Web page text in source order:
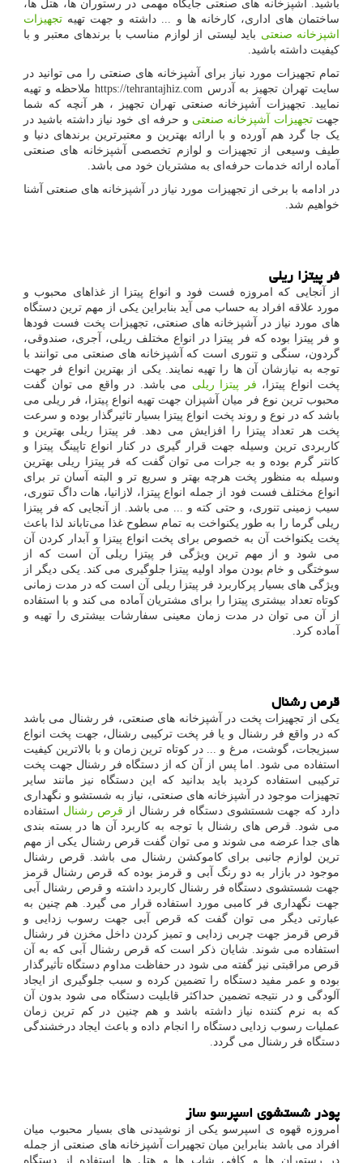
باشید. آشپزخانه های صنعتی جایگاه مهمی در رستوران ها، هتل ها،
ساختمان های اداری، کارخانه ها و ... داشته و جهت تهیه تجهیزات
اشپزخانه صنعتی باید لیستی از لوازم مناسب با برندهای معتبر و با
کیفیت داشته باشید.
تمام تجهیزات مورد نیاز برای آشپزخانه های صنعتی را می توانید در
سایت تهران تجهیز به آدرس https://tehrantajhiz.comملاحظه و تهیه
نمایید. تجهیزات آشپزخانه صنعتی تهران تجهیز ، هر آنچه که شما
جهتتجهیزات آشپزخانه صنعتی و حرفه ای خود نیاز داشته باشید در
یک جا گرد هم آورده و با ارائه بهترین و معتبرترین برندهای دنیا و
طیف وسیعی از تجهیزات و لوازم تخصصی آشپزخانه های صنعتی
آماده ارائه خدمات حرفه‌ای به مشتریان خود می باشد.
در ادامه با برخی از تجهیزات مورد نیاز در آشپزخانه های صنعتی آشنا
خواهیم شد.
فر پیتزا ریلی
از آنجایی که امروزه فست فود و انواع پیتزا از غذاهای محبوب و
مورد علاقه افراد به حساب می آید بنابراین یکی از مهم ترین دستگاه
های مورد نیاز در آشپزخانه های صنعتی، تجهیزات پخت فست فودها
و فر پیتزا بوده که فر پیتزا در انواع مختلف ریلی، آجری، صندوقی،
گردون، سنگی و تنوری است که آشپزخانه های صنعتی می توانند با
توجه به نیازشان آن ها را تهیه نمایند. یکی از بهترین انواع فر جهت
پخت انواع پیتزا، فر پیتزا ریلی می باشد. در واقع می توان گفت
محبوب ترین نوع فر میان آشپزان جهت تهیه انواع پیتزا، فر ریلی می
باشد که در نوع و روند پخت انواع پیتزا بسیار تاثیرگذار بوده و سرعت
پخت هر تعداد پیتزا را افزایش می دهد. فر پیتزا ریلی بهترین و
کاربردی ترین وسیله جهت قرار گیری در کنار انواع تاپینگ پیتزا و
کانتر گرم بوده و به جرات می توان گفت که فر پیتزا ریلی بهترین
وسیله به منظور پخت هرچه بهتر و سریع تر و البته آسان تر برای
انواع مختلف فست فود از جمله انواع پیتزا، لازانیا، هات داگ تنوری،
سیب زمینی تنوری، و حتی کته و ... می باشد. از آنجایی که فر پیتزا
ریلی گرما را به طور یکنواخت به تمام سطوح غذا می‌تاباند لذا باعث
پخت یکنواخت آن به خصوص برای پخت انواع پیتزا و آبدار کردن آن
می شود و از مهم ترین ویژگی فر پیتزا ریلی آن است که از
سوختگی و خام بودن مواد اولیه پیتزا جلوگیری می کند. یکی دیگر از
ویژگی های بسیار پرکاربرد فر پیتزا ریلی آن است که در مدت زمانی
کوتاه تعداد بیشتری پیتزا را برای مشتریان آماده می کند و با استفاده
از آن می توان در مدت زمان معینی سفارشات بیشتری را تهیه و
آماده کرد.
قرص رشنال
یکی از تجهیزات پخت در آشپزخانه های صنعتی، فر رشنال می باشد
که در واقع فر رشنال و یا فر پخت ترکیبی رشنال، جهت پخت انواع
سبزیجات، گوشت، مرغ و ... در کوتاه ترین زمان و با بالاترین کیفیت
استفاده می شود. اما پس از آن که از دستگاه فر رشنال جهت پخت
ترکیبی استفاده کردید باید بدانید که این دستگاه نیز مانند سایر
تجهیزات موجود در آشپزخانه های صنعتی، نیاز به شستشو و نگهداری
دارد که جهت شستشوی دستگاه فر رشنال از قرص رشنال استفاده
می شود. قرص های رشنال با توجه به کاربرد آن ها در بسته بندی
های جدا عرضه می شوند و می توان گفت قرص رشنال یکی از مهم
ترین لوازم جانبی برای کاموکشن رشنال می باشد. قرص رشنال
موجود در بازار به دو رنگ آبی و قرمز بوده که قرص رشنال قرمز
جهت شستشوی دستگاه فر رشنال کاربرد داشته و قرص رشنال آبی
جهت نگهداری فر کامبی مورد استفاده قرار می گیرد. هم چنین به
عبارتی دیگر می توان گفت که قرص آبی جهت رسوب زدایی و
قرص قرمز جهت چربی زدایی و تمیز کردن داخل مخزن فر رشنال
استفاده می شوند. شایان ذکر است که قرص رشنال آبی که به آن
قرص مراقبتی نیز گفته می شود در حفاظت مداوم دستگاه تأثیرگذار
بوده و عمر مفید دستگاه را تضمین کرده و سبب جلوگیری از ایجاد
آلودگی و در نتیجه تضمین حداکثر قابلیت دستگاه می شود بدون آن
که به نرم کننده نیاز داشته باشد و هم چنین در کم ترین زمان
عملیات رسوب زدایی دستگاه را انجام داده و باعث ایجاد درخشندگی
دستگاه فر رشنال می گردد.
پودر شستشوی اسپرسو ساز
امروزه قهوه ی اسپرسو یکی از نوشیدنی های بسیار محبوب میان
افراد می باشد بنابراین میان تجهیرات آشپزخانه های صنعتی از جمله
در رستوران ها و کافی شاپ ها و هتل ها استفاده از دستگاه